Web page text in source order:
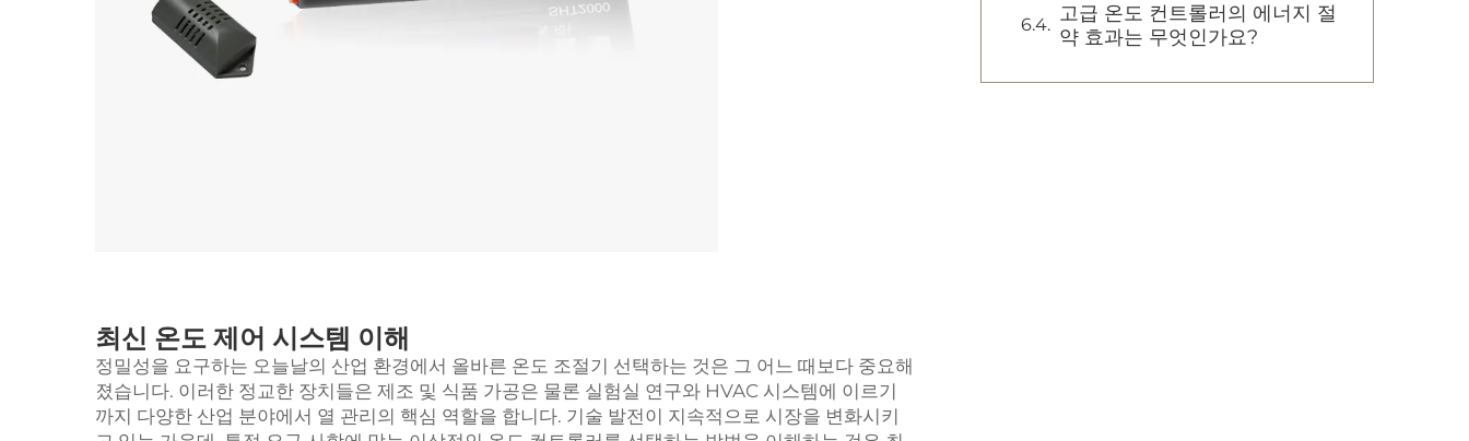
최신 온도 제어 시스템 이해
정밀성을 요구하는 오늘날의 산업 환경에서 올바른 온도 조절기 선택하는 것은 그 어느 때보다 중요해
졌습니다. 이러한 정교한 장치들은 제조 및 식품 가공은 물론 실험실 연구와 HVAC 시스템에 이르기
까지 다양한 산업 분야에서 열 관리의 핵심 역할을 합니다. 기술 발전이 지속적으로 시장을 변화시키
고급 온도 컨트롤러의 에너지 절
약 효과는 무엇인가요?